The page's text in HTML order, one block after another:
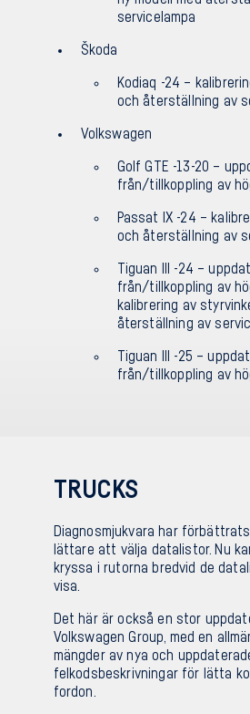
servicelampa
Škoda
Kodiaq -24 –
och återställning av
Volkswagen
Golf GTE -13-20 –
från/tillkoppling av
Passat IX -24 –
och återställning av
Tiguan III -24 –
från/tillkoppling av
kalibrering av
återställning av
Tiguan III -25 –
från/tillkoppling av
TRUCKS
Diagnosmjukvara har
lättare att välja datalistor. Nu
kryssa i rutorna bredvid de
visa.
Det här är också en stor
Volkswagen Group, med en
mängder av nya och
felkodsbeskrivningar för lätta
fordon.